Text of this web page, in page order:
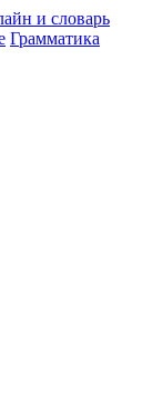
Грамматика